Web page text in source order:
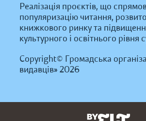
Реалізація проєктів, що
популяризацію читання,
книжкового ринку та
культурного і освітнього рівня
Copyright© Громадська
видавців» 2026